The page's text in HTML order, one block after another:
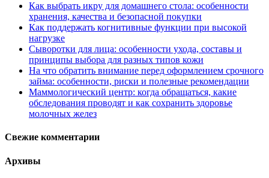
Как выбрать икру для домашнего стола: особенности
хранения, качества и безопасной покупки
Как поддержать когнитивные функции при высокой
нагрузке
Сыворотки для лица: особенности ухода, составы и
принципы выбора для разных типов кожи
На что обратить внимание перед оформлением срочного
займа: особенности, риски и полезные рекомендации
Маммологический центр: когда обращаться, какие
обследования проводят и как сохранить здоровье
молочных желез
Свежие комментарии
Архивы